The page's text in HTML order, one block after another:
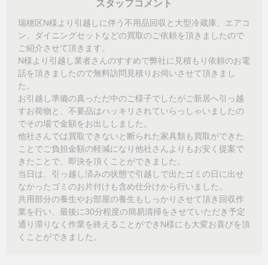
スタッフコメント
瑞穂区N様より引越しに伴う不用品回収と大型冷蔵庫、エアコ
ン、ダイニングセットなどの買取のご依頼を頂きましたので
ご紹介させて頂きます。
N様より引越し業者さんのすすめで弊社に見積もり依頼のお電
話を頂きましたので無料訪問見積りお伺いさせて頂きまし
た。
お引越し準備の真っただ中のご様子でしたがご新居へ引っ越
すお荷物と、不要品はハッキリされていらっしゃいましたの
でその場で金額をお出ししました。
他社さんでは買取できないと断られた家具類も買取ができた
ことでご負担金額の軽減になり他社さんよりもお安く提案で
きたことで、即決を頂くことができました。
当日は、引っ越し済みの状態で引越しで出たゴミの日に出せ
なかったゴミのお片付けも含め仕分けから行いました。
共用部分の養生やお部屋の養生もしっかりさせて頂き回収作
業を行い、最後に30分程度の簡易清掃をさせていただき予定
通り滞りなく作業を終えることができN様にも大変お喜びを頂
くことができました。